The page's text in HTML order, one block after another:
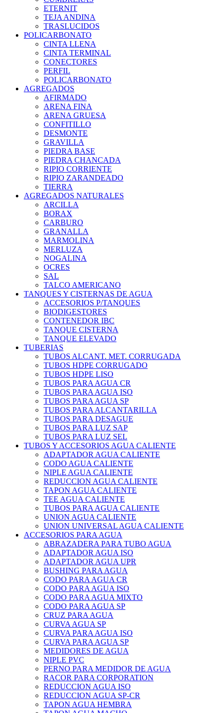
ETERNIT
TEJA ANDINA
TRASLUCIDOS
POLICARBONATO
CINTA LLENA
CINTA TERMINAL
CONECTORES
PERFIL
POLICARBONATO
AGREGADOS
AFIRMADO
ARENA FINA
ARENA GRUESA
CONFITILLO
DESMONTE
GRAVILLA
PIEDRA BASE
PIEDRA CHANCADA
RIPIO CORRIENTE
RIPIO ZARANDEADO
TIERRA
AGREGADOS NATURALES
ARCILLA
BORAX
CARBURO
GRANALLA
MARMOLINA
MERLUZA
NOGALINA
OCRES
SAL
TALCO AMERICANO
TANQUES Y CISTERNAS DE AGUA
ACCESORIOS P/TANQUES
BIODIGESTORES
CONTENEDOR IBC
TANQUE CISTERNA
TANQUE ELEVADO
TUBERIAS
TUBOS ALCANT. MET. CORRUGADA
TUBOS HDPE CORRUGADO
TUBOS HDPE LISO
TUBOS PARA AGUA CR
TUBOS PARA AGUA ISO
TUBOS PARA AGUA SP
TUBOS PARA ALCANTARILLA
TUBOS PARA DESAGUE
TUBOS PARA LUZ SAP
TUBOS PARA LUZ SEL
TUBOS Y ACCESORIOS AGUA CALIENTE
ADAPTADOR AGUA CALIENTE
CODO AGUA CALIENTE
NIPLE AGUA CALIENTE
REDUCCION AGUA CALIENTE
TAPON AGUA CALIENTE
TEE AGUA CALIENTE
TUBOS PARA AGUA CALIENTE
UNION AGUA CALIENTE
UNION UNIVERSAL AGUA CALIENTE
ACCESORIOS PARA AGUA
ABRAZADERA PARA TUBO AGUA
ADAPTADOR AGUA ISO
ADAPTADOR AGUA UPR
BUSHING PARA AGUA
CODO PARA AGUA CR
CODO PARA AGUA ISO
CODO PARA AGUA MIXTO
CODO PARA AGUA SP
CRUZ PARA AGUA
CURVA AGUA SP
CURVA PARA AGUA ISO
CURVA PARA AGUA SP
MEDIDORES DE AGUA
NIPLE PVC
PERNO PARA MEDIDOR DE AGUA
RACOR PARA CORPORATION
REDUCCION AGUA ISO
REDUCCION AGUA SP-CR
TAPON AGUA HEMBRA